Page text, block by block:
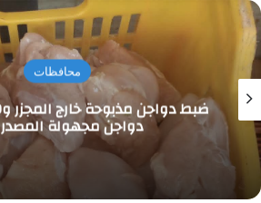
محافظات
دواجن مجهولة المصدر